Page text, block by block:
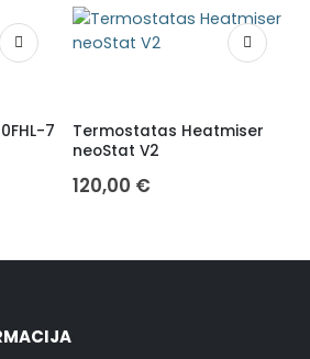
7
Termostatas Heatmiser
neoStat V2
120,00 €